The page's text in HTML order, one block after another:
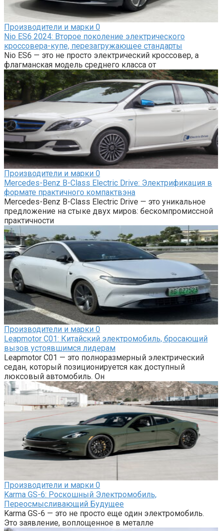
Производители и марки 0
Nio ES6 2024: Второе поколение электрического
кроссовера-купе, перезагружающее стандарты
Nio ES6 — это не просто электрический кроссовер, а
флагманская модель среднего класса от
Производители и марки 0
Mercedes-Benz B-Class Electric Drive: Электрификация в
формате практичного компактвэна
Mercedes-Benz B-Class Electric Drive — это уникальное
предложение на стыке двух миров: бескомпромиссной
практичности
Производители и марки 0
Leapmotor C01: Китайский электромобиль, бросающий
вызов устоявшимся лидерам
Leapmotor C01 — это полноразмерный электрический
седан, который позиционируется как доступный
люксовый автомобиль. Он
Производители и марки 0
Karma GS-6: Роскошный Электромобиль,
Переосмысливающий Будущее
Karma GS-6 — это не просто еще один электромобиль.
Это заявление, воплощенное в металле